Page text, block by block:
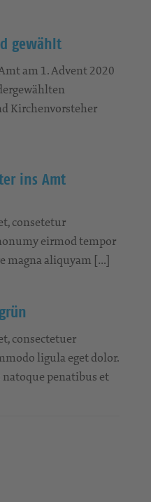
gewählt
am 1. Advent 2020
Kirchenvorsteher
ins Amt
consetetur
eirmod tempor
magna aliquyam […]
consectetuer
ligula eget dolor.
natoque penatibus et